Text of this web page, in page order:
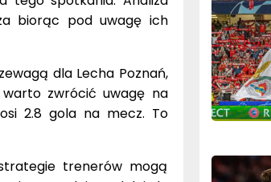
biorąc pod uwagę ich
dla Lecha Poznań,
zwrócić uwagę na
2.8 gola na mecz. To
trenerów mogą